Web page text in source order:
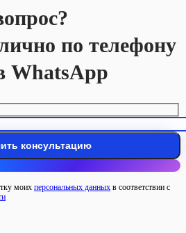
по телефону
WhatsApp
моих персональных данных в соответствии с